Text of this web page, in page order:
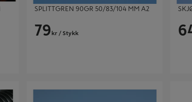
SPLITTGREN 90GR 50/83/104 MM A2
79 kr / Stykk